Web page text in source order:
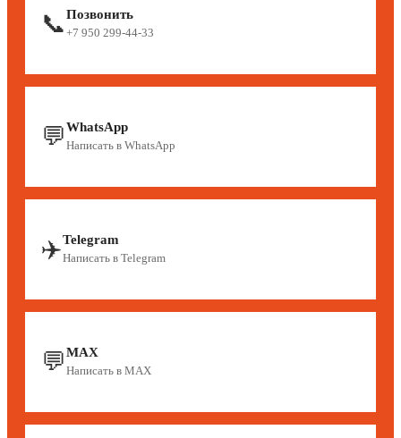
📞Позвонить
+7 950 299-44-33
💬WhatsApp
Написать в WhatsApp
✈️Telegram
Написать в Telegram
💬MAX
Написать в MAX